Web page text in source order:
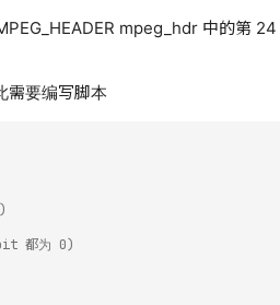
mpeg_hdr 中的第
需要编写脚本
都为 0)